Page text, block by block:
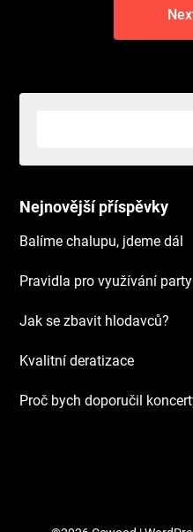
Nejnovější příspěvky
Balíme chalupu, jdeme dál
Pravidla pro využívání
Jak se zbavit hlodavců?
Kvalitní deratizace
Proč bych doporučil